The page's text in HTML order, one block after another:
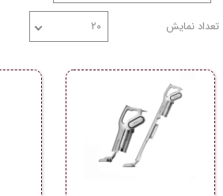
تعداد نمایش ۲۰